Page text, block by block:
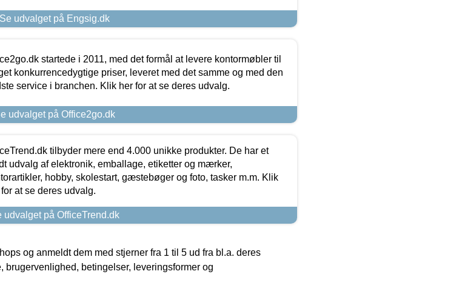
Se udvalget på Engsig.dk
startede i 2011, med det formål at levere kontormøbler til
konkurrencedygtige priser, leveret med det samme og med den
service i branchen. Klik her for at se deres udvalg.
udvalget på Office2go.dk
tilbyder mere end 4.000 unikke produkter. De har et
udvalg af elektronik, emballage, etiketter og mærker,
hobby, skolestart, gæstebøger og foto, tasker m.m. Klik
for at se deres udvalg.
udvalget på OfficeTrend.dk
og anmeldt dem med stjerner fra 1 til 5 ud fra bl.a. deres
betingelser, leveringsformer og